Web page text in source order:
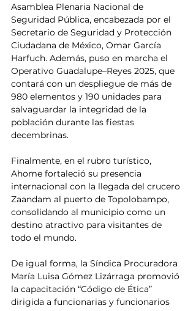
Asamblea Plenaria Nacional de
Seguridad Pública, encabezada por el
Secretario de Seguridad y Protección
Ciudadana de México, Omar García
Harfuch. Además, puso en marcha el
Operativo Guadalupe–Reyes 2025, que
contará con un despliegue de más de
980 elementos y 190 unidades para
salvaguardar la integridad de la
población durante las fiestas
decembrinas.
Finalmente, en el rubro turístico,
Ahome fortaleció su presencia
internacional con la llegada del crucero
Zaandam al puerto de Topolobampo,
consolidando al municipio como un
destino atractivo para visitantes de
todo el mundo.
De igual forma, la Síndica Procuradora
María Luisa Gómez Lizárraga promovió
la capacitación “Código de Ética”
dirigida a funcionarias y funcionarios